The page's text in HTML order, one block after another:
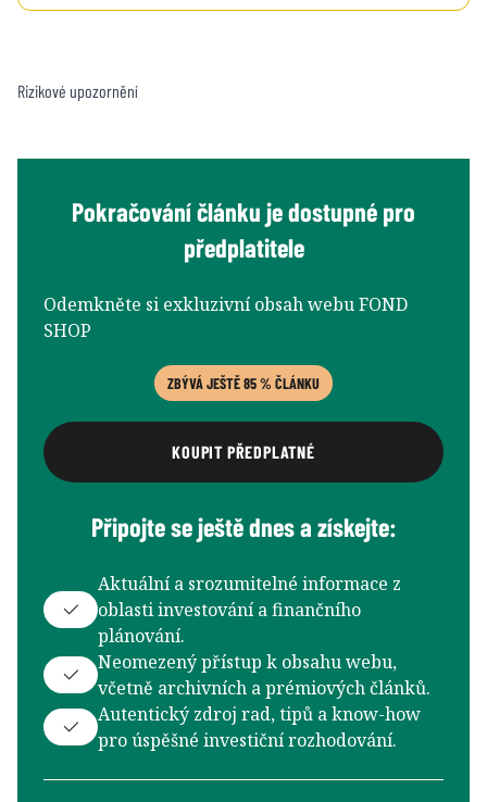
Rizikové upozornění
Pokračování článku je dostupné pro
předplatitele
Odemkněte si exkluzivní obsah webu FOND
SHOP
ZBÝVÁ JEŠTĚ 85 % ČLÁNKU
KOUPIT PŘEDPLATNÉ
Připojte se ještě dnes a získejte:
Aktuální a srozumitelné informace z
oblasti investování a finančního
plánování.
Neomezený přístup k obsahu webu,
včetně archivních a prémiových článků.
Autentický zdroj rad, tipů a know-how
pro úspěšné investiční rozhodování.